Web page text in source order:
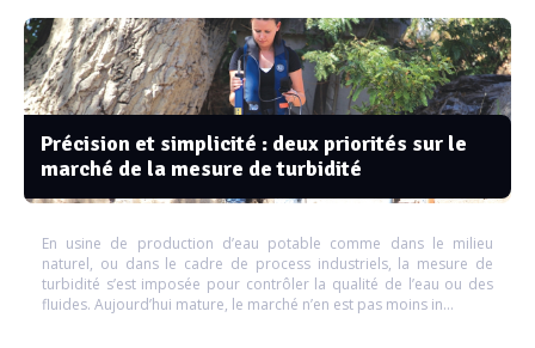
Précision et simplicité : deux priorités sur le
marché de la mesure de turbidité
En usine de production d’eau potable comme dans le milieu
naturel, ou dans le cadre de process industriels, la mesure de
turbidité s’est imposée pour contrôler la qualité de l’eau ou des
fluides. Aujourd’hui mature, le marché n’en est pas moins in...